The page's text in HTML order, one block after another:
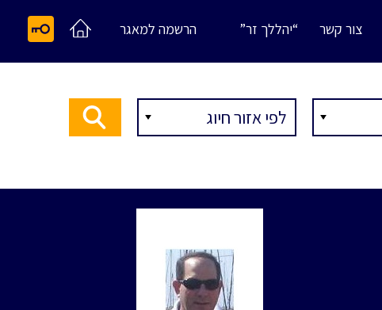
צור קשר “יהללך זר” הרשמה למאגר